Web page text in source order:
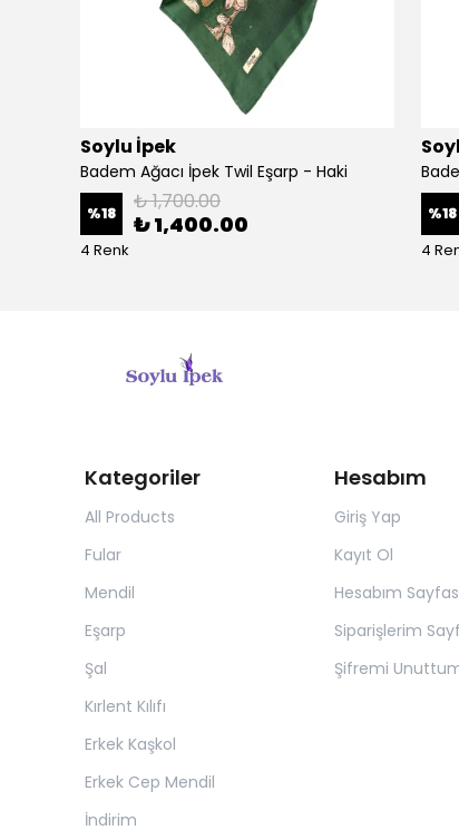
Soylu İpek
Badem Ağacı İpek Twil Eşarp - Haki
%18 ₺ 1,700.00
₺ 1,400.00
4 Renk
%18
4
Kategoriler
All Products
Fular
Mendil
Eşarp
Şal
Kırlent Kılıfı
Erkek Kaşkol
Erkek Cep Mendil
İndirim
Hesabım
Giriş Yap
Kayıt Ol
Hesabım
Siparişlerim
Şifremi